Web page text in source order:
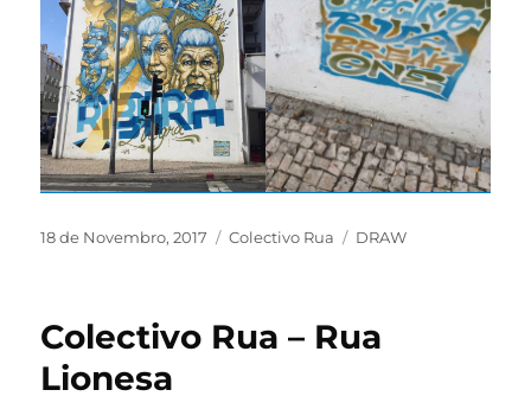
18 de Novembro, 2017 Colectivo Rua DRAW
Colectivo Rua – Rua
Lionesa